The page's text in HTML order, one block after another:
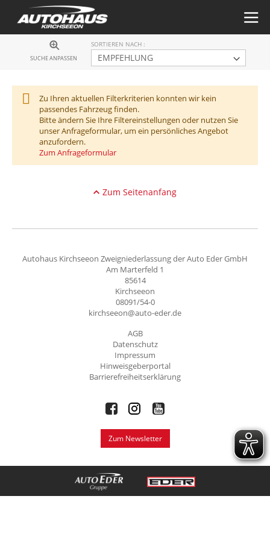
SUCHE ANPASSEN
SORTIEREN NACH
Zu Ihren aktuellen Filterkriterien konnten wir kein
passendes Fahrzeug finden.
Bitte ändern Sie Ihre Filtereinstellungen oder nutzen Sie
unser Anfrageformular, um ein persönliches Angebot
anzufordern.
Zum Anfrageformular
Zum Seitenanfang
Autohaus Kirchseeon Zweigniederlassung der Auto Eder GmbH
Am Marterfeld 1
85614
Kirchseeon
08091/54-0
kirchseeon@auto-eder.de
AGB
Datenschutz
Impressum
Hinweisgeberportal
Barrierefreiheitserklärung
Zum Newsletter